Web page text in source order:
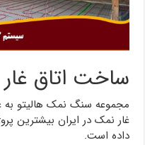
ساخت اتاق
مجموعه سنگ نمک هالیتو
غار نمک در ایران بیشترین
داده است.